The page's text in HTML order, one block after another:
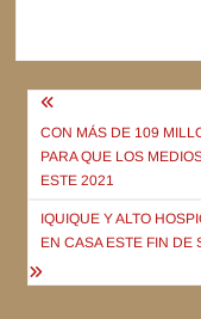
de
entradas
CON MÁS DE 109
PARA QUE LOS
ESTE 2021
IQUIQUE Y ALTO
EN CASA ESTE FIN DE